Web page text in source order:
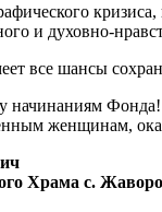
и духовно-
все шансы
Фонда!
женщинам,
Храма с.